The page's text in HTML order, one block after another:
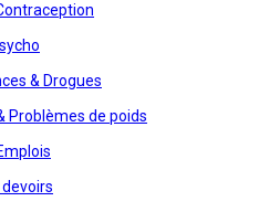
& Drogues
Problèmes de poids